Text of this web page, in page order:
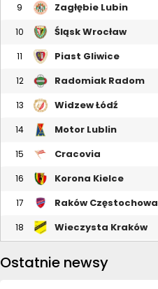
9 Zagłębie Lubin
10 Śląsk Wrocław
11 Piast Gliwice
12 Radomiak Radom
13 Widzew Łódź
14 Motor Lublin
15 Cracovia
16 Korona Kielce
17 Raków Częstochowa
18 Wieczysta Kraków
Ostatnie newsy